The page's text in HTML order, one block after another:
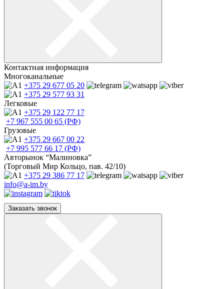
Контактная информация
Многоканальные
+375 29 677 05 20
+375 29 577 93 31
Легковые
+375 29 122 77 17
+7 967 555 00 65 (РФ)
Грузовые
+375 29 667 00 22
+7 995 577 66 17 (РФ)
Авторынок “Малиновка”
(Торговый Мир Кольцо, пав. 42/10)
+375 29 386 77 17
info@a-im.by
Заказать звонок